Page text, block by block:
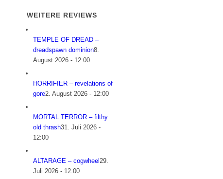
WEITERE REVIEWS
TEMPLE OF DREAD –
dreadspawn dominion8.
August 2026 - 12:00
HORRIFIER – revelations of
gore2. August 2026 - 12:00
MORTAL TERROR – filthy
old thrash31. Juli 2026 -
12:00
ALTARAGE – cogwheel29.
Juli 2026 - 12:00